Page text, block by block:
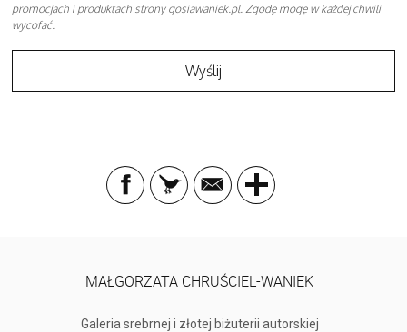
promocjach i produktach strony gosiawaniek.pl. Zgodę mogę w każdej chwili
wycofać.
MAŁGORZATA CHRUŚCIEL-WANIEK
Galeria srebrnej i złotej biżuterii autorskiej